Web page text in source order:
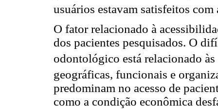
usuários estavam satisfeitos
O fator relacionado à
dos pacientes pesquisados. O
odontológico está relacionado
geográficas, funcionais e
predominam no acesso de
como a condição econômica